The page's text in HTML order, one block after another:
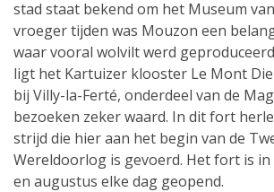
stad staat bekend om het Museum
vroeger tijden was Mouzon een
waar vooral wolvilt werd
ligt het Kartuizer klooster Le Mont
bij Villy-la-Ferté, onderdeel van de
bezoeken zeker waard. In dit fort
strijd die hier aan het begin van de
Wereldoorlog is gevoerd. Het fort is in
en augustus elke dag geopend.